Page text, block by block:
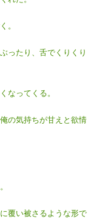
。
ったり、舌でくりくり
なってくる。
の気持ちが甘えと欲情
覆い被さるような形で